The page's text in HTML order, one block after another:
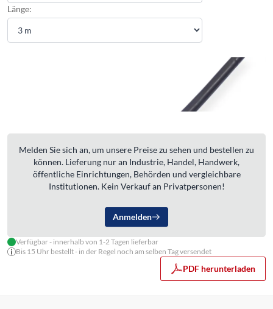
Länge:
Melden Sie sich an, um unsere Preise zu sehen und bestellen zu
können. Lieferung nur an Industrie, Handel, Handwerk,
öffentliche Einrichtungen, Behörden und vergleichbare
Institutionen. Kein Verkauf an Privatpersonen!
Anmelden
Verfügbar - innerhalb von 1-2 Tagen lieferbar
Bis 15 Uhr bestellt - in der Regel noch am selben Tag versendet
PDF herunterladen